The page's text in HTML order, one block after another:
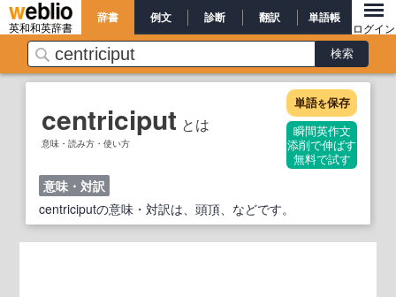
英和和英辞書
辞書 例文 診断 翻訳 単語帳
ログイン
centriciput とは
意味・読み方・使い方
単語を保存
瞬間英作文
添削で伸ばす
無料で試す
意味・対訳
centriciputの意味・対訳は、頭頂、などです。